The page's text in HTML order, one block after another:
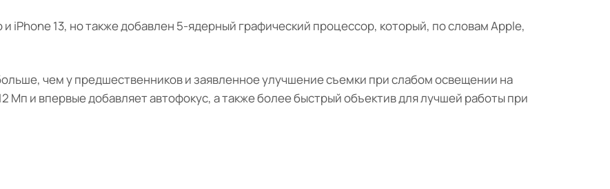
и iPhone 13, но также добавлен 5-ядерный графический процессор, который, по словам Apple,
чем у предшественников и заявленное улучшение съемки при слабом освещении на
Мп и впервые добавляет автофокус, а также более быстрый объектив для лучшей работы при